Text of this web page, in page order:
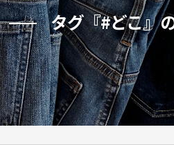
タグ『#どこ』